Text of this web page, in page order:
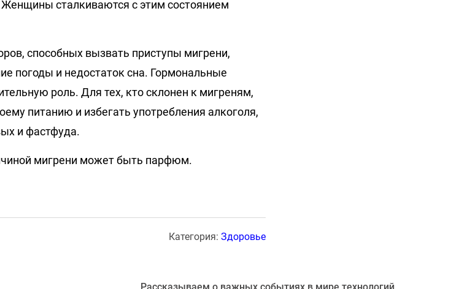
сталкиваются с этим состоянием
способных вызвать приступы мигрени,
погоды и недостаток сна. Гормональные
роль. Для тех, кто склонен к мигреням,
питанию и избегать употребления алкоголя,
и фастфуда.
мигрени может быть парфюм.
Категория: Здоровье